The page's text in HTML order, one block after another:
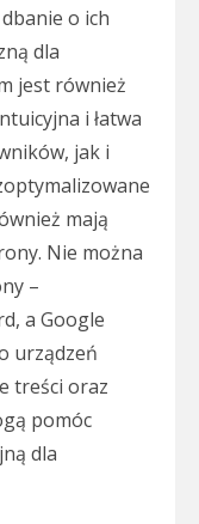
o ich
dla
jest również
i łatwa
jak i
mają
Nie można
–
a Google
urządzeń
treści oraz
pomóc
dla